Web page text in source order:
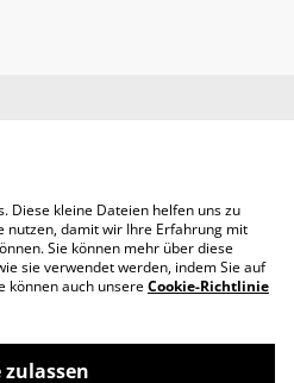
Retoure
Diese kleine Dateien helfen uns zu
nutzen, damit wir Ihre Erfahrung mit
Sie können mehr über diese
sie verwendet werden, indem Sie auf
können auch unsereCookie-Richtlinie
zulassen